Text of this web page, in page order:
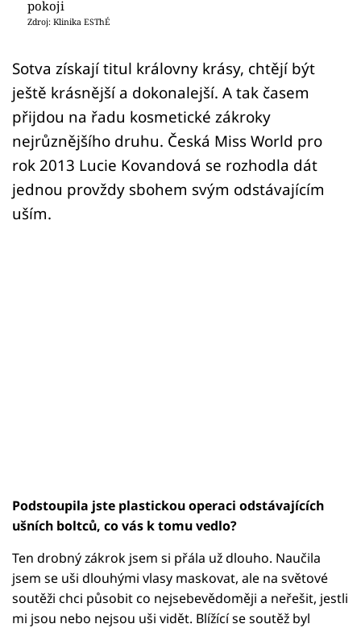
Sledujte nás
pokoji
Zdroj: Klinika ESThÉ
Sotva získají titul královny krásy, chtějí být
ještě krásnější a dokonalejší. A tak časem
přijdou na řadu kosmetické zákroky
nejrůznějšího druhu. Česká Miss World pro
rok 2013 Lucie Kovandová se rozhodla dát
jednou provždy sbohem svým odstávajícím
uším.
Podstoupila jste plastickou operaci odstávajících
ušních boltců, co vás k tomu vedlo?
Ten drobný zákrok jsem si přála už dlouho. Naučila
jsem se uši dlouhými vlasy maskovat, ale na světové
soutěži chci působit co nejsebevědoměji a neřešit, jestli
mi jsou nebo nejsou uši vidět. Blížící se soutěž byl